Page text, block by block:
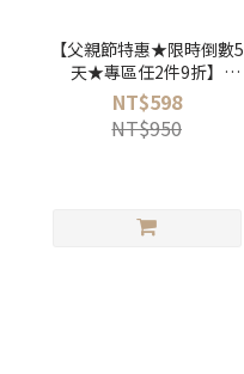
【父親節特惠★限時倒數5
天★專區任2件9折】
Noble 經典輕巧隨行刮鬍
刀PLUS (贈送收納皮套)
NT$598
NT$950